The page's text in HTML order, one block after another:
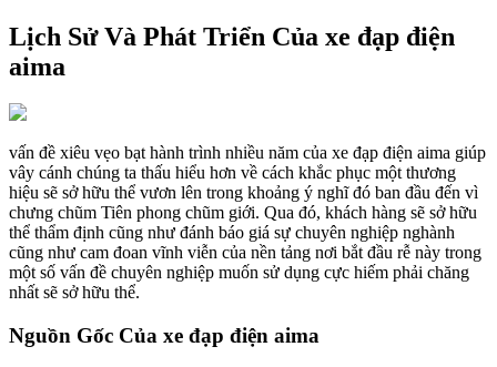
Lịch Sử Và Phát Triển Của xe đạp điện
aima
vấn đề xiêu vẹo bạt hành trình nhiều năm của xe đạp điện aima giúp
vây cánh chúng ta thấu hiểu hơn về cách khắc phục một thương
hiệu sẽ sở hữu thể vươn lên trong khoảng ý nghĩ đó ban đầu đến vì
chưng chũm Tiên phong chũm giới. Qua đó, khách hàng sẽ sở hữu
thể thẩm định cũng như đánh báo giá sự chuyên nghiệp nghành
cũng như cam đoan vĩnh viễn của nền tảng nơi bắt đầu rễ này trong
một số vấn đề chuyên nghiệp muốn sử dụng cực hiếm phải chăng
nhất sẽ sở hữu thể.
Nguồn Gốc Của xe đạp điện aima